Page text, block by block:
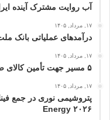
آب روایت مشترک آینده
۱۷, مرداد, ۱۴۰۵
درآمدهای عملیاتی بانک ملت از ۱۶۰ همت
۱۷, مرداد, ۱۴۰۵
۵ مسیر جهت تأمین کالای ضروری بدون انتظار برای ساخت بندر جدید
۱۷, مرداد, ۱۴۰۵
Energy ۲۰۲۶